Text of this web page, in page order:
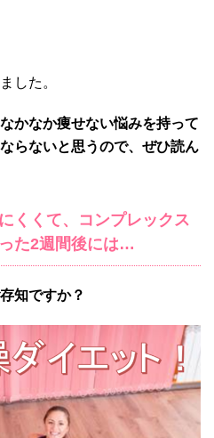
した。
かなか痩せない悩みを持って
らないと思うので、ぜひ読ん
くくて、コンプレックス
た2週間後には…
知ですか？